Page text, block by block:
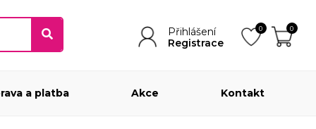
Přihlášení
Registrace
0 0
a platba Akce Kontakt